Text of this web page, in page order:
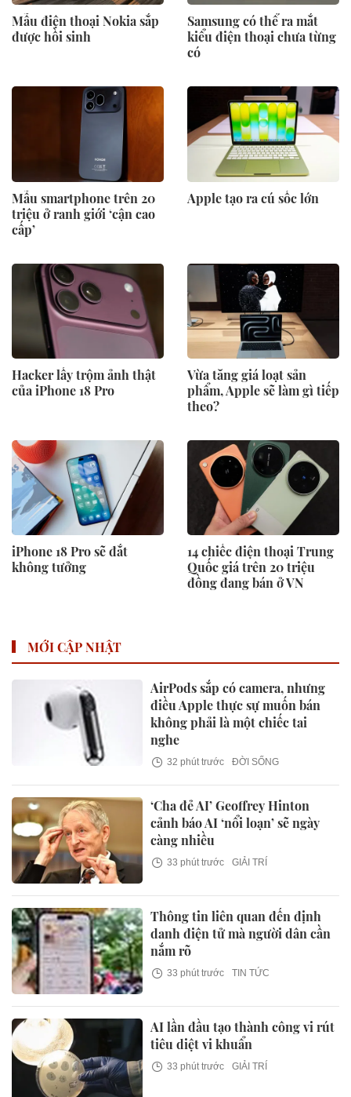
Mẫu điện thoại Nokia sắp
được hồi sinh
Samsung có thể ra mắt
kiểu điện thoại chưa từng
có
Mẫu smartphone trên 20
triệu ở ranh giới ‘cận cao
cấp’
Apple tạo ra cú sốc lớn
Hacker lấy trộm ảnh thật
của iPhone 18 Pro
Vừa tăng giá loạt sản
phẩm, Apple sẽ làm gì tiếp
theo?
iPhone 18 Pro sẽ đắt
không tưởng
14 chiếc điện thoại Trung
Quốc giá trên 20 triệu
đồng đang bán ở VN
MỚI CẬP NHẬT
AirPods sắp có camera, nhưng
điều Apple thực sự muốn bán
không phải là một chiếc tai
nghe
32 phút trước ĐỜI SỐNG
‘Cha đẻ AI’ Geoffrey Hinton
cảnh báo AI ‘nổi loạn’ sẽ ngày
càng nhiều
33 phút trước GIẢI TRÍ
Thông tin liên quan đến định
danh điện tử mà người dân cần
nắm rõ
33 phút trước TIN TỨC
AI lần đầu tạo thành công vi rút
tiêu diệt vi khuẩn
33 phút trước GIẢI TRÍ